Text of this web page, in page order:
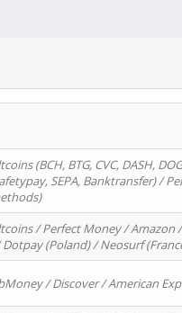
(BCH, BTG, CVC, DASH,
SEPA, Banktransfer) /
/ Perfect Money /
(Poland) / Neosurf
/ Discover / American